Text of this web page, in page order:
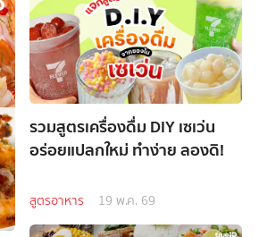
รวมสูตรเครื่องดื่ม DIY เซเว่น
อร่อยแปลกใหม่ ทำง่าย ลองดิ!
สูตรอาหาร 19 พ.ค. 69